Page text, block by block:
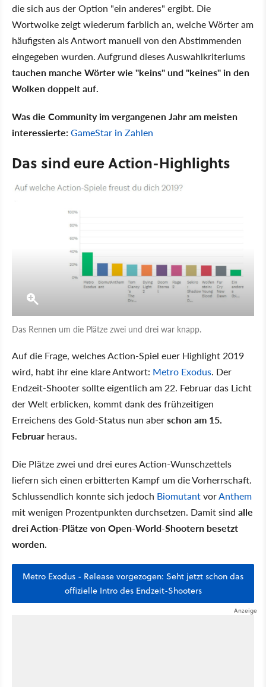
die sich aus der Option "ein anderes" ergibt. Die
Wortwolke zeigt wiederum farblich an, welche Wörter am
häufigsten als Antwort manuell von den Abstimmenden
eingegeben wurden. Aufgrund dieses Auswahlkriteriums
tauchen manche Wörter wie "keins" und "keines" in den
Wolken doppelt auf.
Was die Community im vergangenen Jahr am meisten
interessierte:GameStar in Zahlen
Das sind eure Action-Highlights
Das Rennen um die Plätze zwei und drei war knapp.
Auf die Frage, welches Action-Spiel euer Highlight 2019
wird, habt ihr eine klare Antwort: Metro Exodus. Der
Endzeit-Shooter sollte eigentlich am 22. Februar das Licht
der Welt erblicken, kommt dank des frühzeitigen
Erreichens des Gold-Status nun aberschon am 15.
Februar heraus.
Die Plätze zwei und drei eures Action-Wunschzettels
liefern sich einen erbitterten Kampf um die Vorherrschaft.
Schlussendlich konnte sich jedoch BiomutantvorAnthem
mit wenigen Prozentpunkten durchsetzen. Damit sind alle
drei Action-Plätze von Open-World-Shootern besetzt
worden.
Metro Exodus - Release vorgezogen: Seht jetzt schon das
offizielle Intro des Endzeit-Shooters